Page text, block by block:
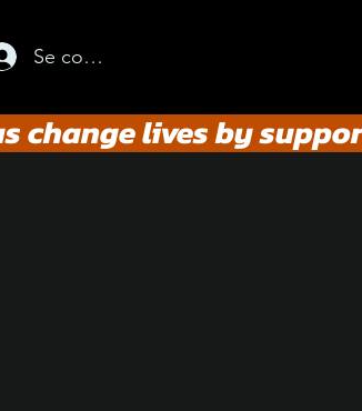
Se connecter
lives by